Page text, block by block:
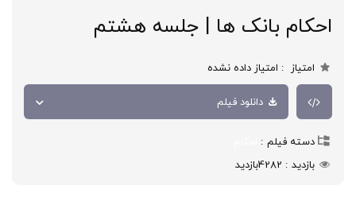
احکام بانک ها | جلسه هشتم
امتیاز امتیاز داده نشده
دانلود فیلم
دسته فیلم
بازدید
4282بازدید